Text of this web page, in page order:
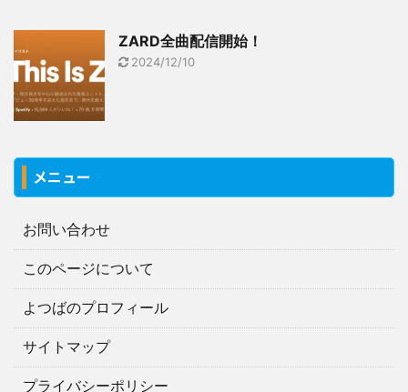
ZARD全曲配信開始！
2024/12/10
メニュー
お問い合わせ
このページについて
よつばのプロフィール
サイトマップ
プライバシーポリシー